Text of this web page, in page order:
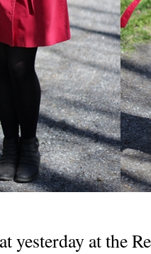
yesterday at the